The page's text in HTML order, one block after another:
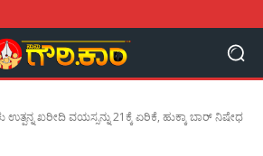
ಉತ್ಪನ್ನ ಖರೀದಿ ವಯಸ್ಸನ್ನು 21ಕ್ಕೆ ಏರಿಕೆ, ಹುಕ್ಕಾ ಬಾರ್‌ ನಿಷೇಧ